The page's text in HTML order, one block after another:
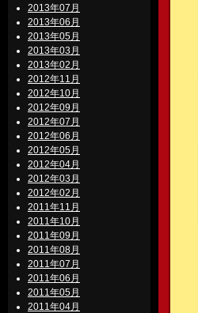
2013年07月
2013年06月
2013年05月
2013年03月
2013年02月
2012年11月
2012年10月
2012年09月
2012年07月
2012年06月
2012年05月
2012年04月
2012年03月
2012年02月
2011年11月
2011年10月
2011年09月
2011年08月
2011年07月
2011年06月
2011年05月
2011年04月